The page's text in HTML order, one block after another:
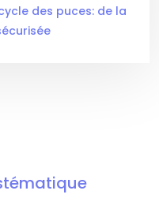
des puces: de la